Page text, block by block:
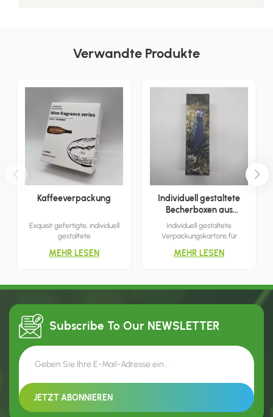
Verwandte Produkte
Kaffeeverpackung
Exquisit gefertigte, individuell
gestaltete
sich für eine Vielzahl von
Drucktechniken den Kunden
MEHR LESEN
Individuell gestaltete
Becherboxen aus
Wellpappe
Individuell gestaltete
Verpackungskartons für
Transport und präsentieren
Becherherstellers, was
MEHR LESEN
Subscribe To Our NEWSLETTER